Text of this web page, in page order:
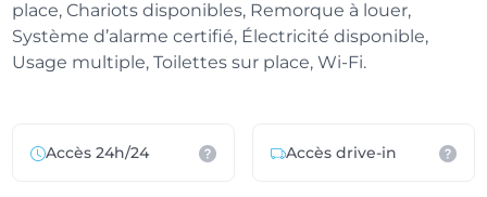
place, Chariots disponibles, Remorque à louer,
Système d’alarme certifié, Électricité disponible,
Usage multiple, Toilettes sur place, Wi-Fi.
Accès 24h/24 Accès drive-in